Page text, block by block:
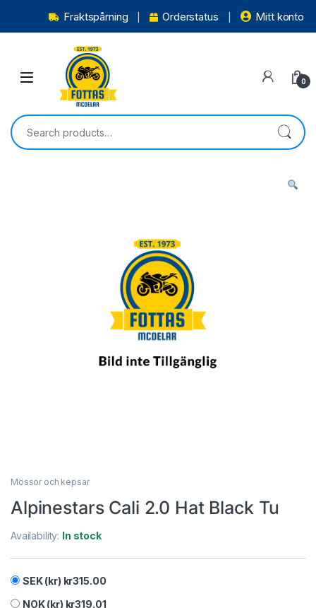
Fraktspårning Orderstatus Mitt konto
0
Mössor och kepsar
Alpinestars Cali 2.0 Hat Black Tu
Availability: In stock
SEK (kr) kr315.00
NOK (kr) kr319.01